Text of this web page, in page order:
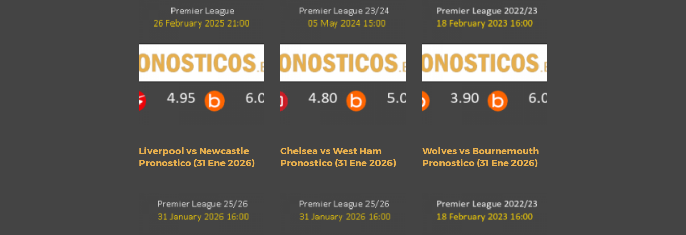
Liverpool vs Newcastle
Pronostico (31 Ene 2026)
Chelsea vs West Ham
Pronostico (31 Ene 2026)
Wolves vs Bournemouth
Pronostico (31 Ene 2026)